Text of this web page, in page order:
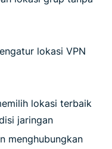
lokasi VPN
lokasi terbaik
jaringan
menghubungkan